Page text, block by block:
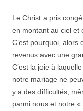
Le Christ a pris
en montant au ciel et
C’est pourquoi, alors
revenus avec une
C’est la joie à
notre mariage ne
y a des difficultés,
parmi nous et notre